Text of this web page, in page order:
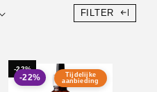
FILTER
-22%
Tijdelijke
aanbieding
-22%